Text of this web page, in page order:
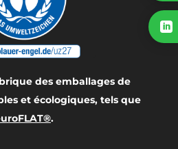
des emballages de
et écologiques, tels que
.
